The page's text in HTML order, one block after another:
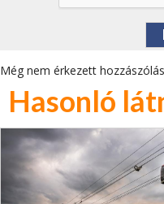
Még nem érkezett
Hasonló